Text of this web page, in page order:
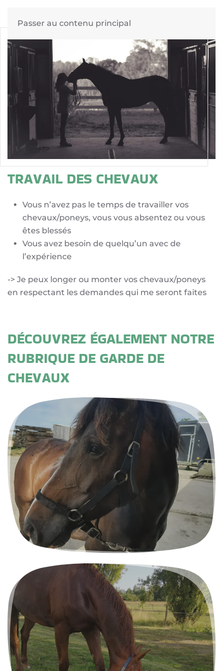
Passer au contenu principal
TRAVAIL DES CHEVAUX
Vous n’avez pas le temps de travailler vos
chevaux/poneys, vous vous absentez ou vous
êtes blessés
Vous avez besoin de quelqu’un avec de
l’expérience
-> Je peux longer ou monter vos chevaux/poneys
en respectant les demandes qui me seront faites
DÉCOUVREZ ÉGALEMENT NOTRE
RUBRIQUE DE GARDE DE
CHEVAUX